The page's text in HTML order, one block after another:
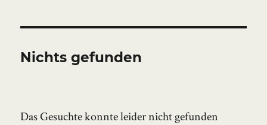
Nichts gefunden
Das Gesuchte konnte leider nicht gefunden